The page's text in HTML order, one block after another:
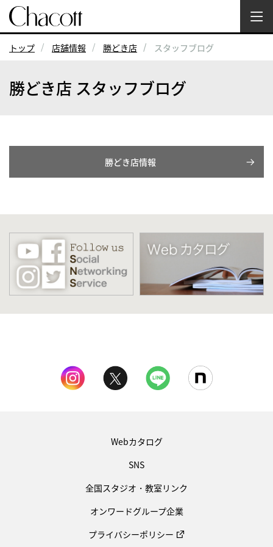
トップ 店舗情報 勝どき店 スタッフブログ
勝どき店 スタッフブログ
勝どき店情報
Webカタログ
SNS
全国スタジオ・教室リンク
オンワードグループ企業
プライバシーポリシー